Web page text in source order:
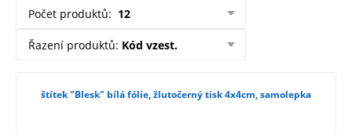
Počet produktů: 12
Řazení produktů: Kód vzest.
štítek "Blesk" bílá fólie, žlutočerný tisk 4x4cm, samolepka